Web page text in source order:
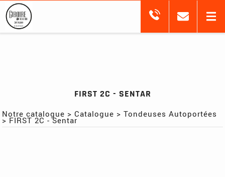
FIRST 2C - SENTAR
Notre catalogue >Catalogue >Tondeuses Autoportées
>FIRST 2C - Sentar